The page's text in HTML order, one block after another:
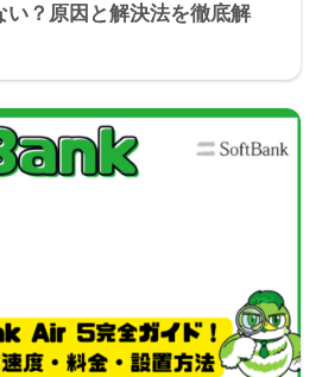
い？原因と解決法を徹底解